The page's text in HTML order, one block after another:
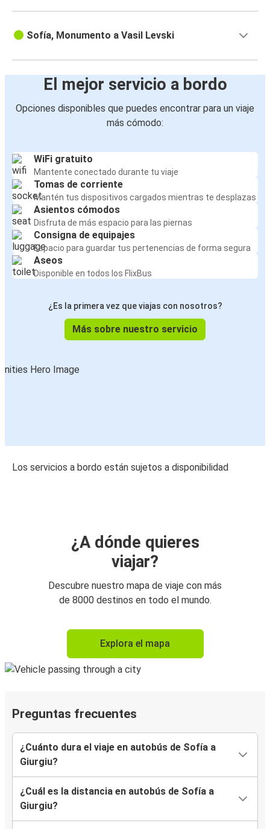
Sofía, Monumento a Vasil Levski
El mejor servicio a bordo
Opciones disponibles que puedes encontrar para un viaje
más cómodo:
WiFi gratuito
Mantente conectado durante tu viaje
Tomas de corriente
Mantén tus dispositivos cargados mientras te desplazas
Asientos cómodos
Disfruta de más espacio para las piernas
Consigna de equipajes
Espacio para guardar tus pertenencias de forma segura
Aseos
Disponible en todos los FlixBus
¿Es la primera vez que viajas con nosotros?
Más sobre nuestro servicio
Los servicios a bordo están sujetos a disponibilidad
¿A dónde quieres
viajar?
Descubre nuestro mapa de viaje con más
de 8000 destinos en todo el mundo.
Explora el mapa
Preguntas frecuentes
¿Cuánto dura el viaje en autobús de Sofía a
Giurgiu?
¿Cuál es la distancia en autobús de Sofía a
Giurgiu?